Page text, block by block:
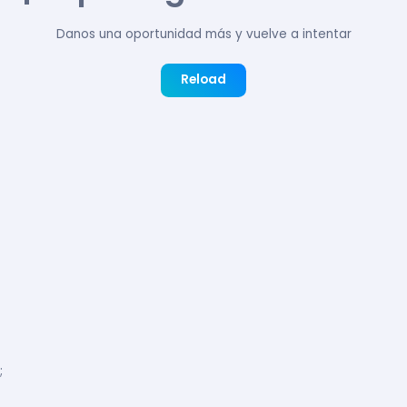
Danos una oportunidad más y vuelve a intentar
Reload
;